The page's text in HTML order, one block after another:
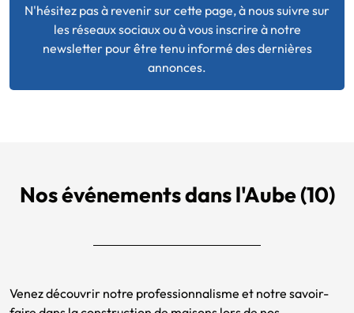
N'hésitez pas à revenir sur cette page, à nous suivre sur
les réseaux sociaux ou à vous inscrire à notre
newsletter pour être tenu informé des dernières
annonces.
Nos événements dans l'Aube (10)
Venez découvrir notre professionnalisme et notre savoir-